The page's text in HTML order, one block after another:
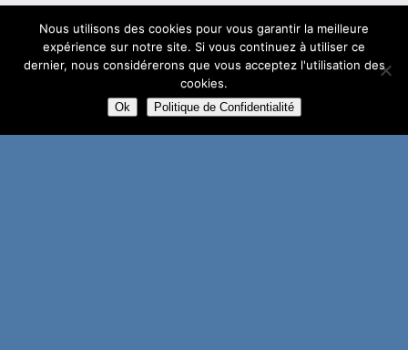
Nous utilisons des cookies pour vous garantir la meilleure
expérience sur notre site. Si vous continuez à utiliser ce
dernier, nous considérerons que vous acceptez l'utilisation des
cookies.
Ok Politique de Confidentialité